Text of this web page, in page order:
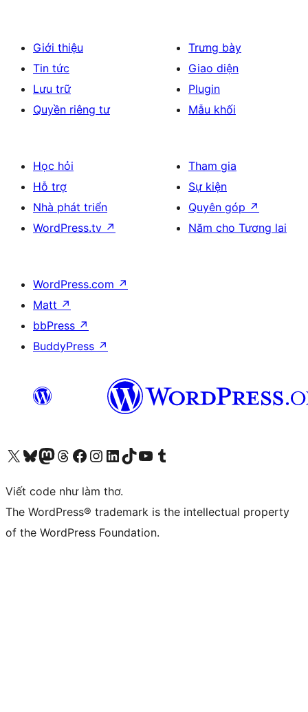
Giới thiệu
Tin tức
Lưu trữ
Quyền riêng tư
Trưng bày
Giao diện
Plugin
Mẫu khối
Học hỏi
Hỗ trợ
Nhà phát triển
WordPress.tv ↗
Tham gia
Sự kiện
Quyên góp ↗
Năm cho Tương lai
WordPress.com ↗
Matt ↗
bbPress ↗
BuddyPress ↗
Truy cập tài khoản X (trước đây là Twitter) của chúng tôiVisit our Bluesky account
Visit our Mastodon account
Visit our Threads account
Xem trang Facebook của chúng tôiTruy cập tài khoản Instagram của chúng tôiTruy cập tài khoản LinkedIn của chúng tôiVisit our TikTok account
Truy cập kênh YouTube của chúng tôi Visit our Tumblr account
Viết code như làm thơ.
The WordPress® trademark is the intellectual property
of the WordPress Foundation.